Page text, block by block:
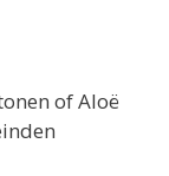
of Aloë